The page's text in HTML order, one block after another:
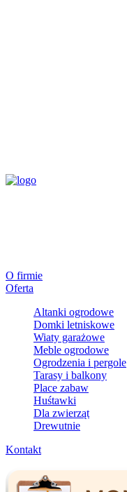
O firmie
Oferta
Altanki ogrodowe
Domki letniskowe
Wiaty garażowe
Meble ogrodowe
Ogrodzenia i pergole
Tarasy i balkony
Place zabaw
Huśtawki
Dla zwierząt
Drewutnie
Kontakt